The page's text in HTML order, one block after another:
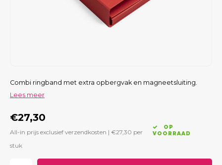
Combi ringband met extra opbergvak en magneetsluiting.
Lees meer
€27,30
All-in prijs exclusief verzendkosten | €27,30 per
stuk
OP
VOORRAAD